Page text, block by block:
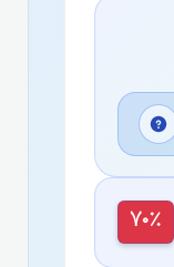
70٪